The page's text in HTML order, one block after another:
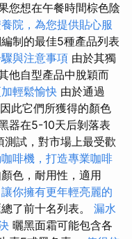
您想在午餐時間棕色陰
院，為您提供貼心服
制的最佳5種產品列表
與注意事項 由於其獨
他自型產品中脫穎而
輕鬆愉快 由於通過
此它們所獲得的顏色
器在5-10天后剝落表
測試，對市場上最受歡
啡機，打造專業咖啡
色，耐用性，適用
你擁有更年輕亮麗的
了前十名列表。 漏水
曬黑面霜可能包含各